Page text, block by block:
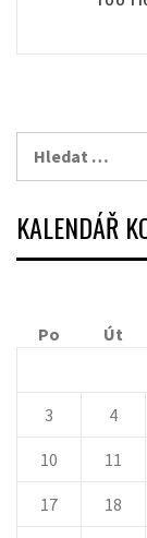
KALENDÁŘ
Po
Út
3 4
10 11
17 18